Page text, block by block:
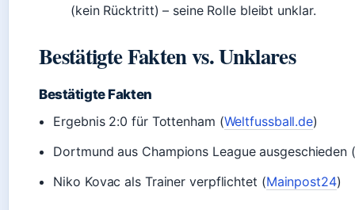
(kein Rücktritt) – seine Rolle bleibt unklar.
Bestätigte Fakten vs. Unklares
Bestätigte Fakten
Ergebnis 2:0 für Tottenham (Weltfussball.de)
Dortmund aus Champions League ausgeschieden
Niko Kovac als Trainer verpflichtet (Mainpost24)